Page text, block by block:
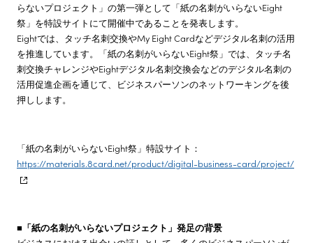
らないプロジェクト」の第一弾として「紙の名刺がいらないEight
祭」を特設サイトにて開催中であることを発表します。
Eightでは、タッチ名刺交換やMy Eight Cardなどデジタル名刺の活用
を推進しています。「紙の名刺がいらないEight祭」では、タッチ名
刺交換チャレンジやEightデジタル名刺交換会などのデジタル名刺の
活用促進企画を通じて、ビジネスパーソンのネットワーキングを後
押しします。
「紙の名刺がいらないEight祭」特設サイト：
https://materials.8card.net/product/digital-business-card/project/
■「紙の名刺がいらないプロジェクト」発足の背景